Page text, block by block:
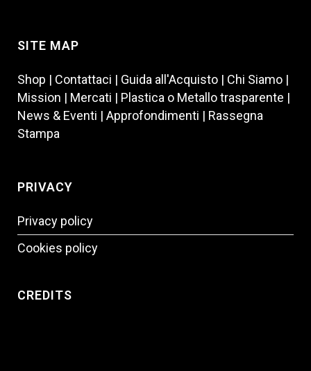
SITE MAP
Shop | Contattaci | Guida all'Acquisto | Chi Siamo |
Mission | Mercati | Plastica o Metallo trasparente |
News & Eventi | Approfondimenti | Rassegna
Stampa
PRIVACY
Privacy policy
Cookies policy
CREDITS